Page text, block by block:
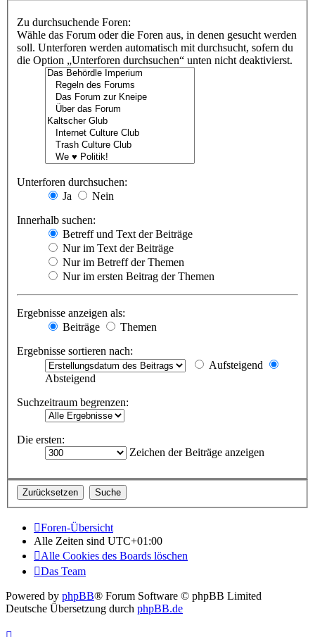
Zu durchsuchende Foren:
Wähle das Forum oder die Foren aus, in denen gesucht werden
soll. Unterforen werden automatisch mit durchsucht, sofern du
die Option „Unterforen durchsuchen“ unten nicht deaktivierst.
Unterforen durchsuchen:
Ja
Nein
Innerhalb suchen:
Betreff und Text der Beiträge
Nur im Text der Beiträge
Nur im Betreff der Themen
Nur im ersten Beitrag der Themen
Ergebnisse anzeigen als:
Beiträge
Themen
Ergebnisse sortieren nach:
Aufsteigend
Absteigend
Suchzeitraum begrenzen:
Die ersten:
Zeichen der Beiträge anzeigen
Foren-Übersicht
Alle Zeiten sind UTC+01:00
Alle Cookies des Boards löschen
Das Team
Powered by phpBB® Forum Software © phpBB Limited
Deutsche Übersetzung durch phpBB.de